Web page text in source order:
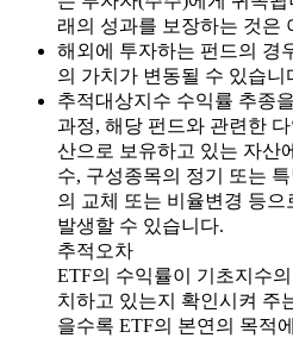
래의 성과를 보장하는 것은
해외에 투자하는 펀드의 경
의 가치가 변동될 수 있습니
추적대상지수 수익률 추종
과정, 해당 펀드와 관련한
산으로 보유하고 있는 자산
수, 구성종목의 정기 또는
의 교체 또는 비율변경 등
발생할 수 있습니다.
추적오차
ETF의 수익률이 기초지수
치하고 있는지 확인시켜 주
을수록 ETF의 본연의 목적